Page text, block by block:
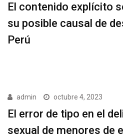
El contenido explícito
su posible causal de
Perú
admin octubre 4, 2023
El error de tipo en el
sexual de menores de